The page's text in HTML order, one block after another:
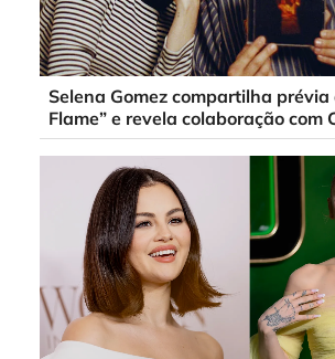
Selena Gomez compartilha prévia
Flame” e revela colaboração com